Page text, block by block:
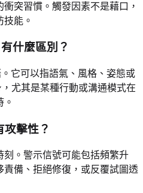
突習慣。觸發因素不是藉口，
能。
什麼區別？
它可以指語氣、風格、姿態或
尤其是某種行動或溝通模式在
擊性？
。警示信號可能包括頻繁升
備、拒絕修復，或反覆試圖透